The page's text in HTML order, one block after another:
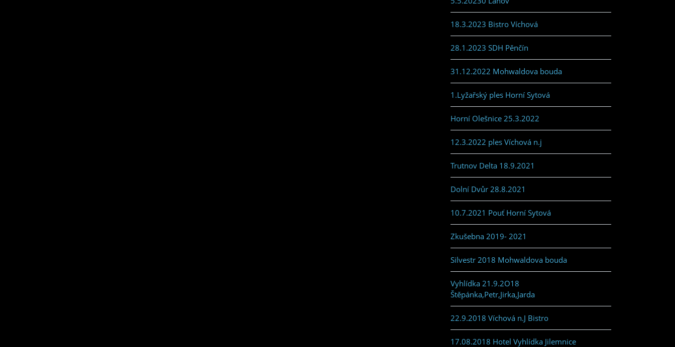
18.3.2023 Bistro Víchová
28.1.2023 SDH Pěnčín
31.12.2022 Mohwaldova bouda
1.Lyžařský ples Horní Sytová
Horní Olešnice 25.3.2022
12.3.2022 ples Víchová n.j
Trutnov Delta 18.9.2021
Dolní Dvůr 28.8.2021
10.7.2021 Pouť Horní Sytová
Zkušebna 2019- 2021
Silvestr 2018 Mohwaldova bouda
Vyhlídka 21.9.2O18
Štěpánka,Petr,Jirka,Jarda
22.9.2018 Víchová n.J Bistro
17.08.2018 Hotel Vyhlídka Jilemnice